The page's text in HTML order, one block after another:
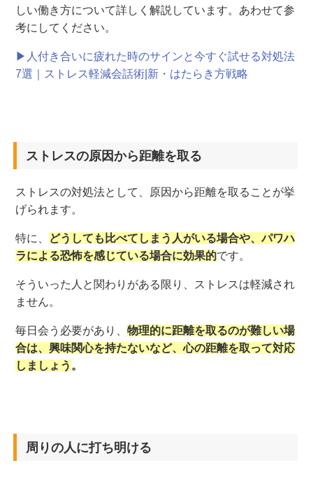
しい働き方について詳しく解説しています。あわせて参
考にしてください。
▶人付き合いに疲れた時のサインと今すぐ試せる対処法
7選｜ストレス軽減会話術|新・はたらき方戦略
ストレスの原因から距離を取る
ストレスの対処法として、原因から距離を取ることが挙
げられます。
特に、 どうしても比べてしまう人がいる場合や、パワハ
ラによる恐怖を感じている場合に効果的です。
そういった人と関わりがある限り、ストレスは軽減され
ません。
毎日会う必要があり、物理的に距離を取るのが難しい場
合は、興味関心を持たないなど、心の距離を取って対応
しましょう 。
周りの人に打ち明ける